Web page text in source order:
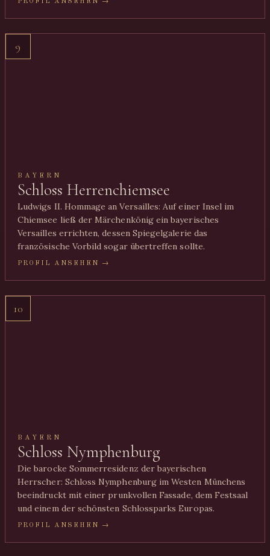
9
BAYERN
Schloss Herrenchiemsee
Ludwigs II. Hommage an Versailles: Auf einer Insel im
Chiemsee ließ der Märchenkönig ein bayerisches
Versailles errichten, dessen Spiegelgalerie das
französische Vorbild sogar übertreffen sollte.
PROFIL ANSEHEN →
10
BAYERN
Schloss Nymphenburg
Die barocke Sommerresidenz der bayerischen
Herrscher: Schloss Nymphenburg im Westen Münchens
beeindruckt mit einer prunkvollen Fassade, dem Festsaal
und einem der schönsten Schlossparks Europas.
PROFIL ANSEHEN →